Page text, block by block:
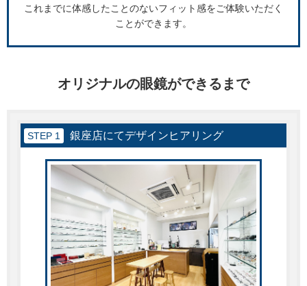
これまでに体感したことのないフィット感をご体験いただく
ことができます。
オリジナルの眼鏡ができるまで
STEP 1 銀座店にてデザインヒアリング